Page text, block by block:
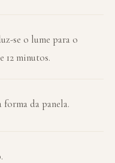
se o lume para o
12 minutos.
forma da panela.